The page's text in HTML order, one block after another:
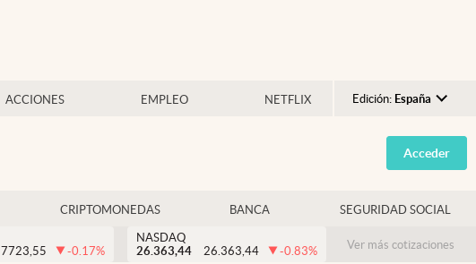
ACCIONES EMPLEO NETFLIX Edición: España
Argentina
España
USA
Colombia
Acceder
CRIPTOMONEDAS BANCA SEGURIDAD SOCIAL
7723,55 -0.17%
NASDAQ
26.363,44
26.363,44 -0.83% Ver más cotizaciones